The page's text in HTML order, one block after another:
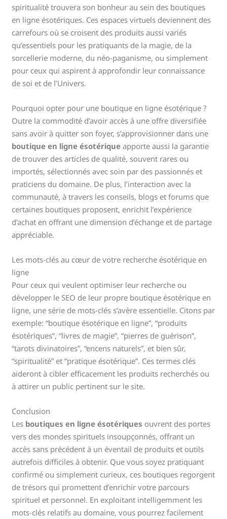
spiritualité trouvera son bonheur au sein des boutiques
en ligne ésotériques. Ces espaces virtuels deviennent des
carrefours où se croisent des produits aussi variés
qu’essentiels pour les pratiquants de la magie, de la
sorcellerie moderne, du néo-paganisme, ou simplement
pour ceux qui aspirent à approfondir leur connaissance
de soi et de l’Univers.
Pourquoi opter pour une boutique en ligne ésotérique ?
Outre la commodité d’avoir accès à une offre diversifiée
sans avoir à quitter son foyer, s’approvisionner dans une
boutique en ligne ésotérique apporte aussi la garantie
de trouver des articles de qualité, souvent rares ou
importés, sélectionnés avec soin par des passionnés et
praticiens du domaine. De plus, l’interaction avec la
communauté, à travers les conseils, blogs et forums que
certaines boutiques proposent, enrichit l’expérience
d’achat en offrant une dimension d’échange et de partage
appréciable.
Les mots-clés au cœur de votre recherche ésotérique en
ligne
Pour ceux qui veulent optimiser leur recherche ou
développer le SEO de leur propre boutique ésotérique en
ligne, une série de mots-clés s’avère essentielle. Citons par
exemple: “boutique ésotérique en ligne”, “produits
ésotériques”, “livres de magie”, “pierres de guérison”,
“tarots divinatoires”, “encens naturels”, et bien sûr,
“spiritualité” et “pratique ésotérique”. Ces termes clés
aideront à cibler efficacement les produits recherchés ou
à attirer un public pertinent sur le site.
Conclusion
Les boutiques en ligne ésotériques ouvrent des portes
vers des mondes spirituels insoupçonnés, offrant un
accès sans précédent à un éventail de produits et outils
autrefois difficiles à obtenir. Que vous soyez pratiquant
confirmé ou simplement curieux, ces boutiques regorgent
de trésors qui promettent d’enrichir votre parcours
spirituel et personnel. En exploitant intelligemment les
mots-clés relatifs au domaine, vous pourrez facilement